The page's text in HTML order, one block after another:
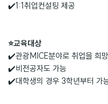
✔️1:1취업컨설팅 제공
⭐교육대상
✔️관광MICE분야로 취업을 희
✔️비전공자도 가능
✔️대학생의 경우 3학년부터 가